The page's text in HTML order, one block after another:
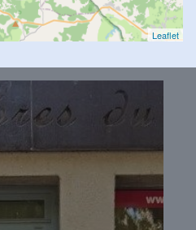
Leaflet